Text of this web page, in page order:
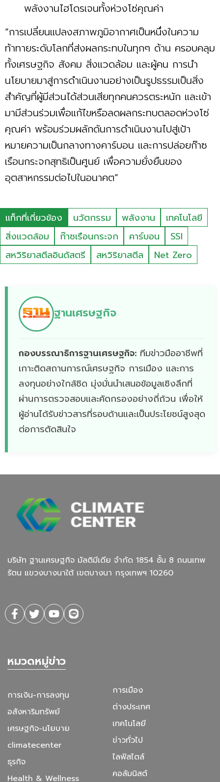
พลังงานไฮโดรเจนทั้งห่วงโซ่คุณค่า
“การเปลี่ยนแปลงสภาพภูมิอากาศเป็นหนึ่งในความ
ท้าทายระดับโลกที่ส่งผลกระทบในทุกๆ ด้าน ครอบคลุม
ทั้งเศรษฐกิจ สังคม สิ่งแวดล้อม และผู้คน การนำ
นโยบายมาสู่การดำเนินงานอย่างเป็นรูปธรรมเป็นสิ่ง
สำคัญที่ผู้มีส่วนได้ส่วนเสียทุกคนควรตระหนัก และเข้า
มามีส่วนร่วมเพื่อแก้ไขหรือลดผลกระทบตลอดห่วงโซ่
คุณค่า พร้อมร่วมผลักดันการดำเนินงานไปสู่เป้า
หมายความเป็นกลางทางคาร์บอน และการปล่อยก๊าซ
เรือนกระจกสุทธิเป็นศูนย์ เพื่อความยั่งยืนของ
อุตสาหกรรมต่อไปในอนาคต”
แท็กที่เกี่ยวข้อง นวัตกรรม พลังงาน
เทคโนโลยี
สิ่งแวดล้อม
ก๊าซเรือนกระจก คาร์บอน
SSI
สหวิริยาสตีลอินดัสตรี
สหวิริยาสตีล Net Zero
ฐานเศรษฐกิจ
กองบรรณาธิการฐานเศรษฐกิจ: ทีมข่าวมืออาชีพที่
เกาะติดสถานการณ์เศรษฐกิจ การเมือง และการ
ลงทุนอย่างใกล้ชิด มุ่งมั่นนำเสนอข้อมูลเชิงลึกที่
ผ่านการตรวจสอบและคัดกรองอย่างถี่ถ้วน เพื่อให้
ผู้อ่านได้รับข่าวสารที่รอบด้านและเป็นประโยชน์สูงสุด
ต่อการตัดสินใจ
บริษัท ฐานเศรษฐกิจ มัลติมีเดีย จํากัด 1854 ชั้น 8 ถนนเทพ
รัตน แขวงบางนาใต้ เขตบางนา กรุงเทพฯ 10260
หมวดหมู่ข่าว
การเงิน-การลงทุน
อสังหาริมทรัพย์
เศรษฐกิจ-นโยบาย
climatecenter
ธุรกิจ
Health & Wellness
การเมือง
ต่างประเทศ
เทคโนโลยี
ข่าวทั่วไป
ไลฟ์สไตล์
คอลัมนิสต์